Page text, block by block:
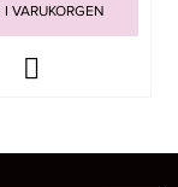
I VARUKORGEN